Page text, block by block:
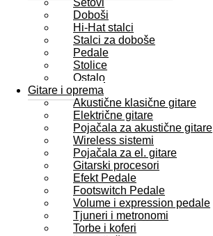
Setovi
Doboši
Hi-Hat stalci
Stalci za doboše
Pedale
Stolice
Ostalo
Gitare i oprema
Akustične klasične gitare
Električne gitare
Pojačala za akustične gitare
Wireless sistemi
Pojačala za el. gitare
Gitarski procesori
Efekt Pedale
Footswitch Pedale
Volume i expression pedale
Tjuneri i metronomi
Torbe i koferi